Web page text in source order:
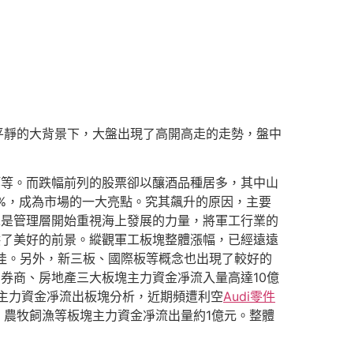
的大背景下，大盤出現了高開高走的走勢，盤中
。而跌幅前列的股票卻以釀酒品種居多，其中山
成為市場的一大亮點。究其飆升的原因，主要
管理層開始重視海上發展的力量，將軍工行業的
美好的前景。縱觀軍工板塊整體漲幅，已經遠遠
另外，新三板、國際板等概念也出現了較好的
商、房地產三大板塊主力資金凈流入量高達10億
力資金凈流出板塊分析，近期頻遭利空Audi零件
牧飼漁等板塊主力資金凈流出量約1億元。整體